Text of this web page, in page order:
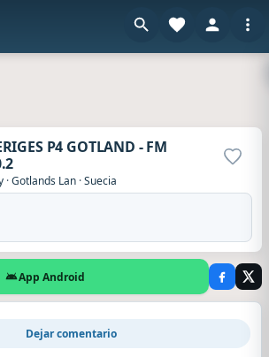
P4 GOTLAND - FM
·Gotlands Lan ·Suecia
App Android
Dejar comentario